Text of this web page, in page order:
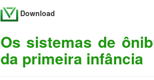
Download
Os sistemas de
da primeira infância